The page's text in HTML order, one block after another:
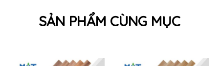
SẢN PHẨM CÙNG MỤC